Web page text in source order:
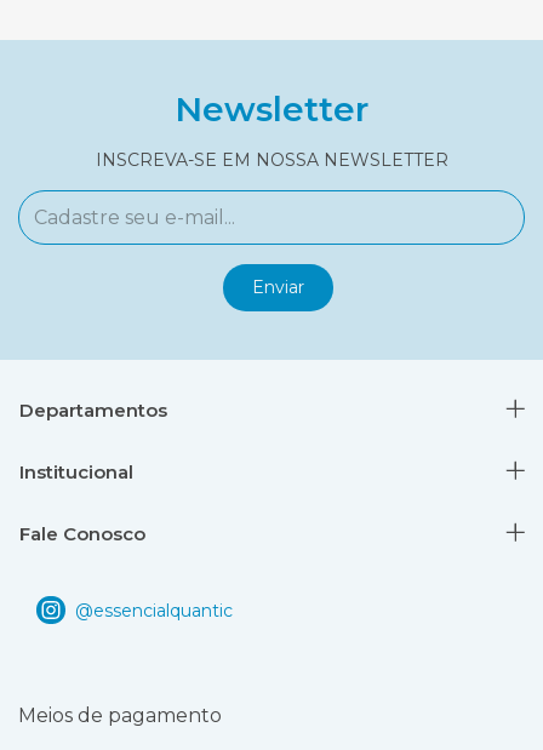
Newsletter
INSCREVA-SE EM NOSSA NEWSLETTER
Departamentos
Institucional
Fale Conosco
Meios de pagamento